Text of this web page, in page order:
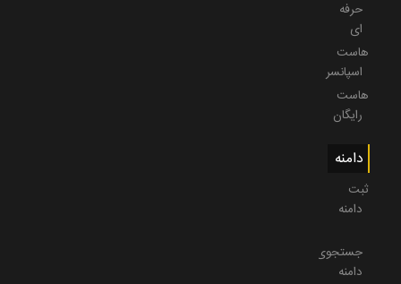
حرفه
ای
هاست
اسپانسر
هاست
رایگان
دامنه
ثبت
دامنه
جستجوی
دامنه